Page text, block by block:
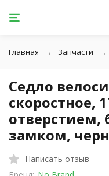
Главная Запчасти
Седло
скоростное,
отверстием,
замком,
Написать отзыв